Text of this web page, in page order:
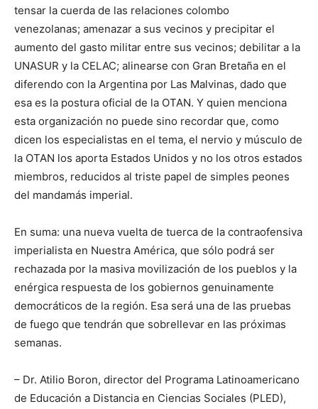
tensar la cuerda de las relaciones colombo
venezolanas; amenazar a sus vecinos y precipitar el
aumento del gasto militar entre sus vecinos; debilitar a la
UNASUR y la CELAC; alinearse con Gran Bretaña en el
diferendo con la Argentina por Las Malvinas, dado que
esa es la postura oficial de la OTAN. Y quien menciona
esta organización no puede sino recordar que, como
dicen los especialistas en el tema, el nervio y músculo de
la OTAN los aporta Estados Unidos y no los otros estados
miembros, reducidos al triste papel de simples peones
del mandamás imperial.
En suma: una nueva vuelta de tuerca de la contraofensiva
imperialista en Nuestra América, que sólo podrá ser
rechazada por la masiva movilización de los pueblos y la
enérgica respuesta de los gobiernos genuinamente
democráticos de la región. Esa será una de las pruebas
de fuego que tendrán que sobrellevar en las próximas
semanas.
– Dr. Atilio Boron, director del Programa Latinoamericano
de Educación a Distancia en Ciencias Sociales (PLED),